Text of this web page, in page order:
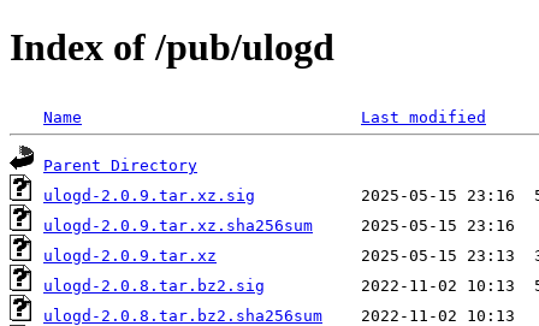
Index of /pub/ulogd
Name Last modified
Parent Directory
ulogd-2.0.9.tar.xz.sig
ulogd-2.0.9.tar.xz.sha256sum
ulogd-2.0.9.tar.xz
ulogd-2.0.8.tar.bz2.sig
ulogd-2.0.8.tar.bz2.sha256sum